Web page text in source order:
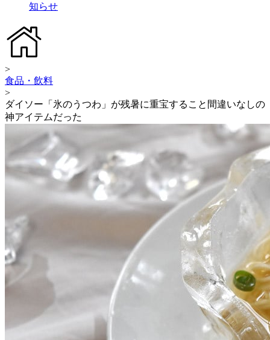
知らせ
>
食品・飲料
>
ダイソー「氷のうつわ」が残暑に重宝すること間違いなしの
神アイテムだった